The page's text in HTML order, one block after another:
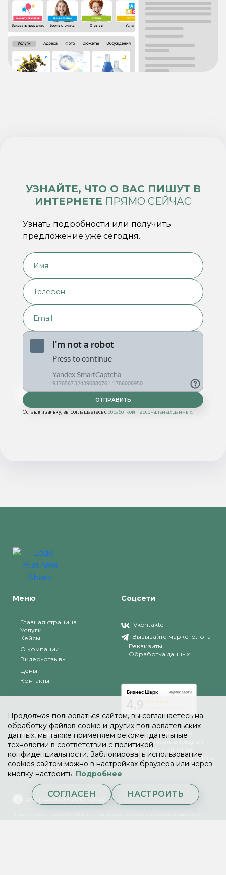
УЗНАЙТЕ, ЧТО О ВАС ПИШУТВ
ИНТЕРНЕТЕ ПРЯМО СЕЙЧАС
Узнать подробности или получить
предложение уже сегодня.
Оставляя заявку, вы соглашаетесь собработкой персональных данных.
Продолжая пользоваться сайтом, вы соглашаетесь на
обработку файлов cookie и других пользовательских
данных, мы также применяем рекомендательные
технологии в соответствии с политикой
конфиденциальности. Заблокировать использование
cookies сайтом можно в настройках браузера или через
кнопку настроить. Подробнее
СОГЛАСЕН НАСТРОИТЬ
Меню
Главная страница
Услуги
Кейсы
О компании
Видео-отзывы
Цены
Контакты
Соцсети
Vkontakte
Вызывайте маркетолога
Реквизиты
Обработка данных
Есть вопрос?
Оставьте заявку — перезвоним
ОСТАВИТЬ ЗАЯВКУ
Написать в MAX
Написать в Telegram
+7 846 211-01-68
info@business-shark.ru
Business Shark 2017 - 2026